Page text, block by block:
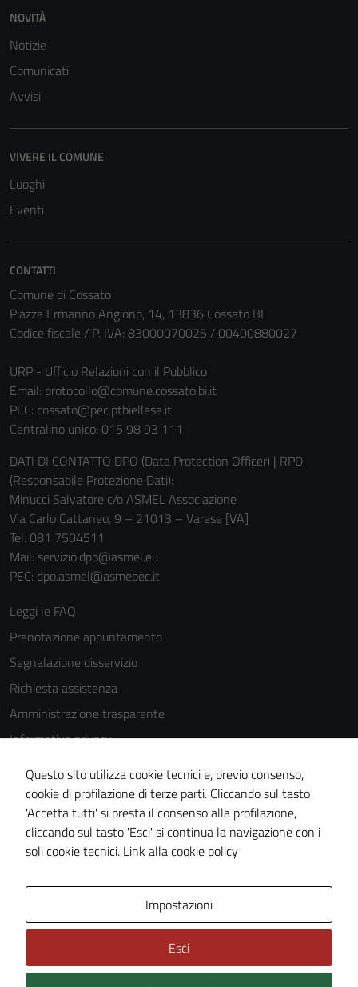
NOVITÀ
Notizie
Comunicati
Avvisi
VIVERE IL COMUNE
Luoghi
Eventi
CONTATTI
Comune di Cossato
Piazza Ermanno Angiono, 14, 13836 Cossato BI
Codice fiscale / P. IVA: 83000070025 / 00400880027
URP - Ufficio Relazioni con il Pubblico
Email: protocollo@comune.cossato.bi.it
PEC: cossato@pec.ptbiellese.it
Centralino unico: 015 98 93 111
DATI DI CONTATTO DPO (Data Protection Officer) | RPD
(Responsabile Protezione Dati):
Minucci Salvatore c/o ASMEL Associazione
Via Carlo Cattaneo, 9 – 21013 – Varese [VA]
Tel. 081 7504511
Mail: servizio.dpo@asmel.eu
PEC: dpo.asmel@asmepec.it
Leggi le FAQ
Prenotazione appuntamento
Segnalazione disservizio
Richiesta assistenza
Amministrazione trasparente
Informativa privacy
Cookie Policy
Note legali
Dichiarazione di accessibilità
Piano di miglioramento del sito
Questo sito utilizza cookie tecnici e, previo consenso,
cookie di profilazione di terze parti. Cliccando sul tasto
'Accetta tutti' si presta il consenso alla profilazione,
cliccando sul tasto 'Esci' si continua la navigazione con i
soli cookie tecnici. Link alla cookie policy
Impostazioni
Esci
Tecnici
Questi cookie
per il
funzionamento
disabilitati.
non raccolgono
informazioni